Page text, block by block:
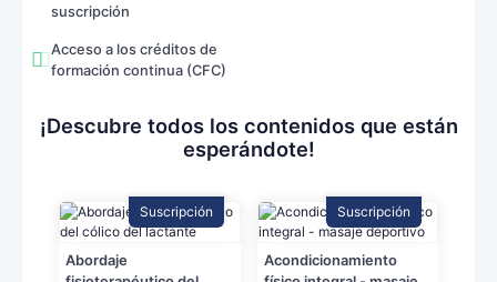
suscripción
Acceso a los créditos de
formación continua (CFC)
¡Descubre todos los contenidos que están
esperándote!
Suscripción
Abordaje
Suscripción
Acondicionamiento